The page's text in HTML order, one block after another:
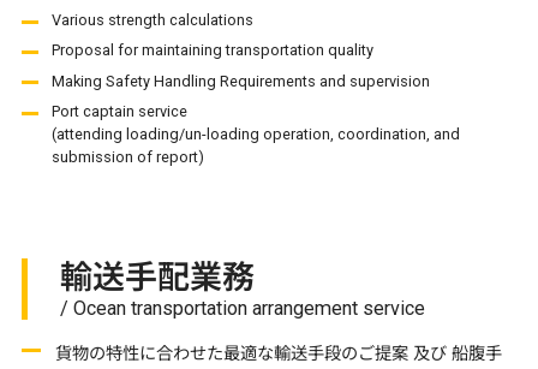
Various strength calculations
Proposal for maintaining transportation quality
Making Safety Handling Requirements and supervision
Port captain service
(attending loading/un-loading operation, coordination, and
submission of report)
輸送手配業務
/ Ocean transportation arrangement service
貨物の特性に合わせた最適な輸送手段のご提案 及び 船腹手